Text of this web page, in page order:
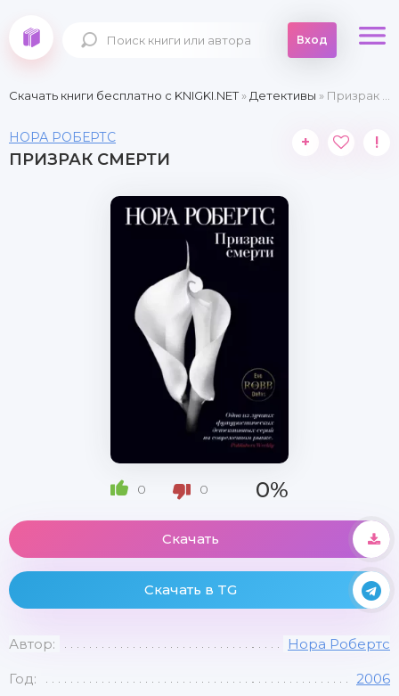
Вход
Скачать книги бесплатно c KNIGKI.NET» Детективы » Призрак смерти
НОРА РОБЕРТС
ПРИЗРАК СМЕРТИ
+ !
0 0 0%
Скачать
Скачать в TG
Автор: Нора Робертс
Год: 2006